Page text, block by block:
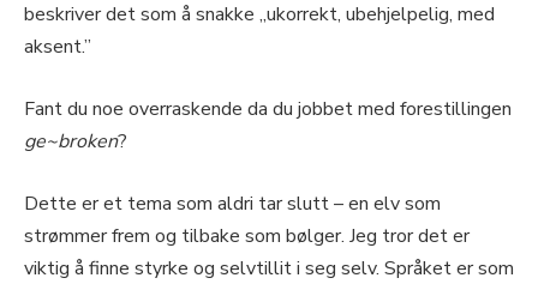
beskriver det som å snakke „ukorrekt, ubehjelpelig, med
aksent.”
Fant du noe overraskende da du jobbet med forestillingen
ge~broken?
Dette er et tema som aldri tar slutt – en elv som
strømmer frem og tilbake som bølger. Jeg tror det er
viktig å finne styrke og selvtillit i seg selv. Språket er som